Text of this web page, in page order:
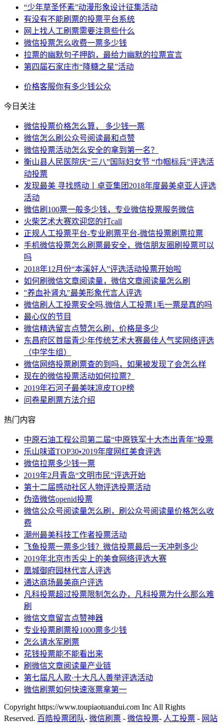
“少年草圣怀素”动漫形象设计征集活动
有没有不能刷票的投票平台系统
网上找人工刷票需要注意些什么
微信投票怎么收费一票多少钱
拉票的幽默句子押韵，最给力幽默的拉票宣言
第四届石家庄市“降糖之星”活动
价格客服你有多少钱公众
今日关注
微信投票价格怎么算， 多少钱一票
微信怎么刷公众号阅读最和点赞
微信投票活动怎么安全的拿到第一名？
衡山县人民医院庆“三八”国际妇女节 “巾帼标兵”评选活
动投票
发现最美 寻找感动丨卓亚集团2018年度最美卓亚人评选
活动
微信刷100票一般多少钱，专业微信投票服务微信
火柴艺术大赛欢迎您的打call
正规人工投票平台-专业刷票平台-微信投票刷票拉票
手机微信投票怎么刷票最安全，微信朋友圈刷投票可以
吗
2018年12月份“本溪好人”评选活动投票开始啦
如何刷微信文章阅读量，微信文章阅读量怎么刷
"养血补肾丸"最美形象代言人评选
微信刷人工投票安全吗,微信人工投票1毛一票是真的吗
最心仪的节目
微信精选留言点赞怎么刷，价格是多少
东昌府区首届青少年传统艺术大赛最佳人气奖网络评选
（中学生组）
微信网络投票刷票查的到吗，如果被发现了会怎么样
现在的微信投票活动如何拉票？
2019年石河子最美味凉皮TOP榜
问卷星刷票方法介绍
热门内容
中原石油工程公司第二届“中原铁军十大杰出青年”投票
乐山味道TOP30•2019年度网红美食评选
微信拉票多少钱一票
2019年2月青岛“文明市民”评选开始
第十二届感动社区人物评选投票活动
伪造微信openid投票
微信公众号阅读量怎么刷，刷公众号阅读量价格怎么收
费
潮州最美科技工作者投票活动
飞鱼投票一票多少钱？微信投票最后一天冲刺多少
2019年北京市舌尖上的美食网络评选大赛
凰城御府园林代言人评选
通达商场最美商户评选
凡科投票超过投票限制怎么办，凡科投票为什么那么难
刷
微信文章留言点赞神器
专业投票刷票投1000票多少钱
怎么请水军刷票
花钱投票能不能看出来
刷微信文章阅读量产业链
第七届凡人歌·十大凡人善举评选活动
微信刷票如何快速涨票拿第一
Copyright https://www.toupiaotuandui.com Inc All Rights
Reserved. 百皓投票团队- 微信刷票 - 微信投票- 人工投票 - 网站